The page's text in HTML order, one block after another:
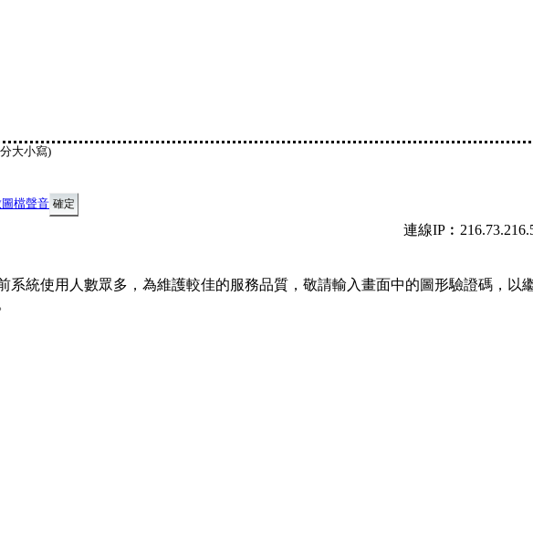
大小寫)
檔聲音
連線
系統使用人數眾多，為維護較佳的服務品質，敬請輸入畫面中的圖形驗證碼，以